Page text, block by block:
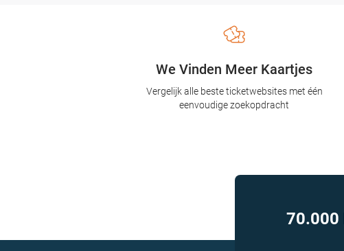
We Vinden Meer Kaartjes
Vergelijk alle beste ticketwebsites met één
eenvoudige zoekopdracht
70.000